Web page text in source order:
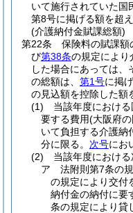
いて施行されていた国
第8号に掲げる額を超
(介護納付金賦課総額)
第22条
保険料の賦課額
び第38条の規定により
した場合にあっては
の総額は、 第1号に掲
の見込額を控除した額
(1)
当該年度におけ
要する費用(大阪府
いて負担する介護納
分に限る。 次号にお
(2)
当該年度におけ
ア
法附則第7条の
の規定により交付
納付金の納付に要
条の規定により貸